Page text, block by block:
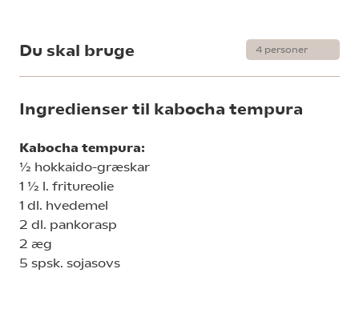
Du skal bruge
Ingredienser til kabocha tempura
Kabocha tempura:
½ hokkaido-græskar
1 ½ l. fritureolie
1 dl. hvedemel
2 dl. pankorasp
2 æg
5 spsk. sojasovs